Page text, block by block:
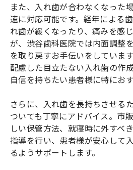
また、入れ歯が合わなくなった
速に対応可能です。経年による
れ歯が緩くなったり、痛みを感
が、渋谷歯科医院では内面調整
を取り戻すお手伝いをしていま
配慮した目立たない入れ歯の作
自信を持ちたい患者様に特におす
さらに、入れ歯を長持ちさせる
ついても丁寧にアドバイス。市
しい保管方法、就寝時に外すべ
指導を行い、患者様が安心して
るようサポートします。